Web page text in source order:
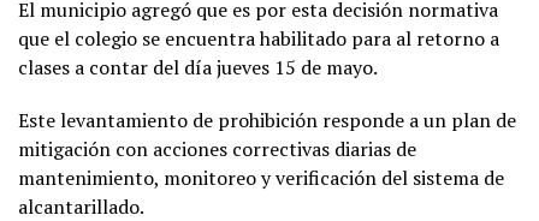
El municipio agregó que es por esta decisión normativa
que el colegio se encuentra habilitado para al retorno a
clases a contar del día jueves 15 de mayo.
Este levantamiento de prohibición responde a un plan de
mitigación con acciones correctivas diarias de
mantenimiento, monitoreo y verificación del sistema de
alcantarillado.